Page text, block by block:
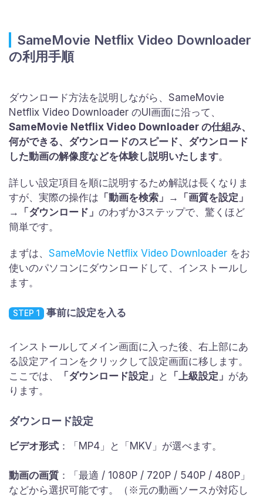
SameMovie Netflix Video Downloader
の利用手順
ダウンロード方法を説明しながら、SameMovie
Netflix Video Downloader のUI画面に沿って、
SameMovie Netflix Video Downloader の仕組み、
何ができる、ダウンロードのスピード、ダウンロード
した動画の解像度などを体験し説明いたします。
詳しい設定項目を順に説明するため解説は長くなりま
すが、実際の操作は 「動画を検索」→「画質を設定」
→「ダウンロード」 のわずか3ステップで、驚くほど
簡単です。
まずは、 SameMovie Netflix Video Downloader をお
使いのパソコンにダウンロードして、インストールし
ます。
STEP 1 事前に設定を入る
インストールしてメイン画面に入った後、右上部にあ
る設定アイコンをクリックして設定画面に移します。
ここでは、
「ダウンロード設定」 と 「上級設定」 があ
ります。
ダウンロード設定
ビデオ形式 ：「MP4」と「MKV」が選べます。
動画の画質 ：「最適 / 1080P / 720P / 540P / 480P」
などから選択可能です。（※元の動画ソースが対応し